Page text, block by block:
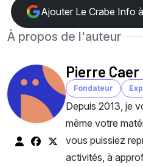
Ajouter Le Crabe Info
À propos de l'auteur
Pierre Caer
Fondateur
Depuis 2013, je
même votre
vous puissiez
activités, à